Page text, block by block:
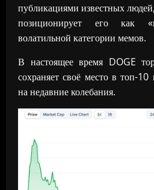
публикациями известных
позиционирует его как
волатильной категории мемов.
В настоящее время DOGE
сохраняет своё место в топ-
на недавние колебания.